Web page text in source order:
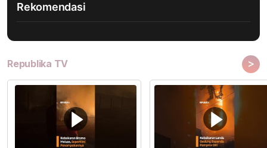
Rekomendasi
Republika TV >